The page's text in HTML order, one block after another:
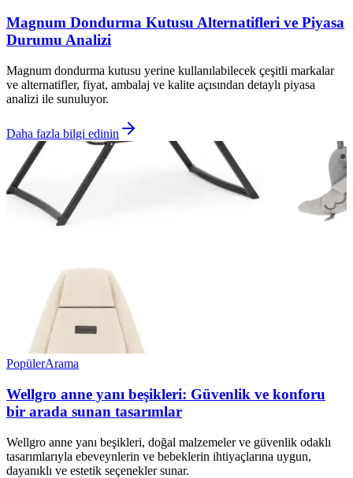
Magnum Dondurma Kutusu Alternatifleri ve Piyasa
Durumu Analizi
Magnum dondurma kutusu yerine kullanılabilecek çeşitli markalar
ve alternatifler, fiyat, ambalaj ve kalite açısından detaylı piyasa
analizi ile sunuluyor.
Daha fazla bilgi edinin
PopülerArama
Wellgro anne yanı beşikleri: Güvenlik ve konforu
bir arada sunan tasarımlar
Wellgro anne yanı beşikleri, doğal malzemeler ve güvenlik odaklı
tasarımlarıyla ebeveynlerin ve bebeklerin ihtiyaçlarına uygun,
dayanıklı ve estetik seçenekler sunar.